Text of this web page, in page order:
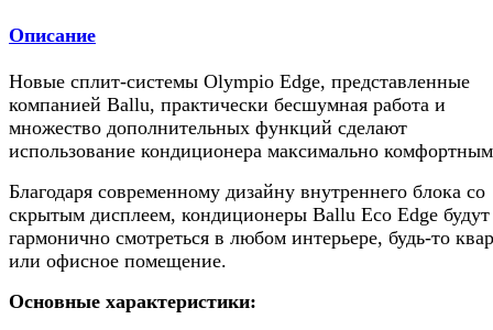
Описание
Новые сплит-системы Olympio Edge, представленные
компанией Ballu, практически бесшумная работа и
множество дополнительных функций сделают
использование кондиционера максимально
Благодаря современному дизайну внутреннего блока со
скрытым дисплеем, кондиционеры Ballu Eco Edge будут
гармонично смотреться в любом интерьере, будь-то
или офисное помещение.
Основные характеристики: